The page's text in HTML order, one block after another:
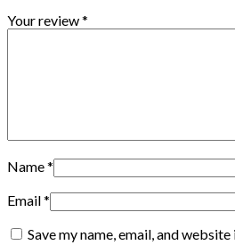
Your review*
Name*
Email*
Save my name, email, and